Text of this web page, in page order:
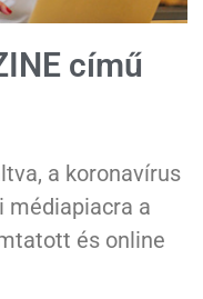
című
a koronavírus
médiapiacra a
és online